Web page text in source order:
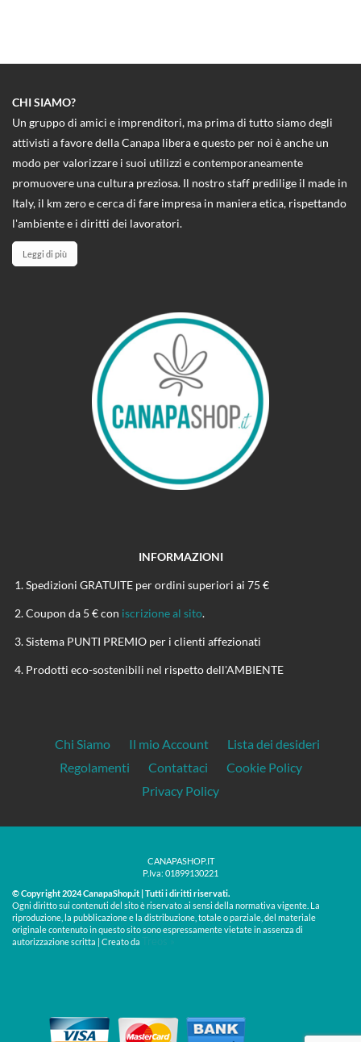
CHI SIAMO?
Un gruppo di amici e imprenditori, ma prima di tutto siamo degli
attivisti a favore della Canapa libera e questo per noi è anche un
modo per valorizzare i suoi utilizzi e contemporaneamente
promuovere una cultura preziosa. Il nostro staff predilige il made in
Italy, il km zero e cerca di fare impresa in maniera etica, rispettando
l'ambiente e i diritti dei lavoratori.
Leggi di più
INFORMAZIONI
Spedizioni GRATUITE per ordini superiori ai 75 €
Coupon da 5 € con iscrizione al sito.
Sistema PUNTI PREMIO per i clienti affezionati
Prodotti eco-sostenibili nel rispetto dell'AMBIENTE
Chi Siamo Il mio Account
Lista dei desideri
Regolamenti
Contattaci
Cookie Policy
Privacy Policy
CANAPASHOP.IT
P.Iva: 01899130221
© Copyright 2024 CanapaShop.it | Tutti i diritti riservati.
Ogni diritto sui contenuti del sito è riservato ai sensi della normativa vigente. La
riproduzione, la pubblicazione e la distribuzione, totale o parziale, del materiale
originale contenuto in questo sito sono espressamente vietate in assenza di
autorizzazione scritta | Creato da